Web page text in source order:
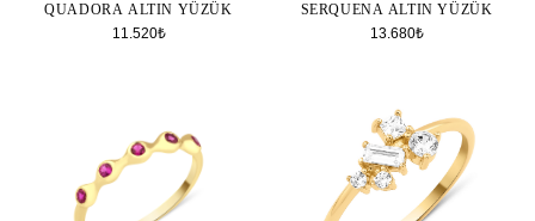
QUADORA ALTIN YÜZÜK
11.520₺
SERQUENA ALTIN YÜZÜK
13.680₺